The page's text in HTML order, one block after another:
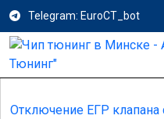
Telegram: EuroCT_bot
Отключение ЕГР